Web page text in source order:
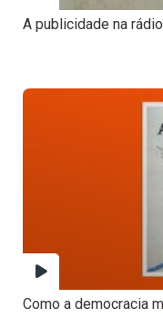
A publicidade na
Como a democracia